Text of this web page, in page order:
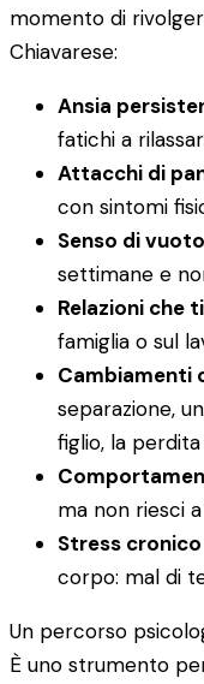
momento di
Chiavarese:
Ansia
fatichi a
Attacchi di
con sintomi
Senso di
settimane e
Relazioni che
famiglia o sul
Cambiamenti
separazione,
figlio, la
ma non riesci
Stress cronico
corpo: mal di
Un percorso
È uno strumento